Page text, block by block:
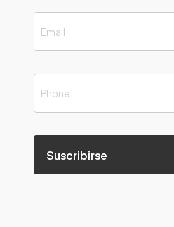
Suscribirse